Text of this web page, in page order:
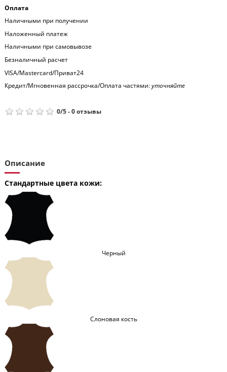
Оплата
Наличными при получении
Наложенный платеж
Наличными при самовывозе
Безналичный расчет
VISA/Mastercard/Приват24
Кредит/Мгновенная рассрочка/Оплата частями:уточняйте
0/5-0отзывы
Описание
Стандартные цвета кожи:
Черный
Слоновая кость